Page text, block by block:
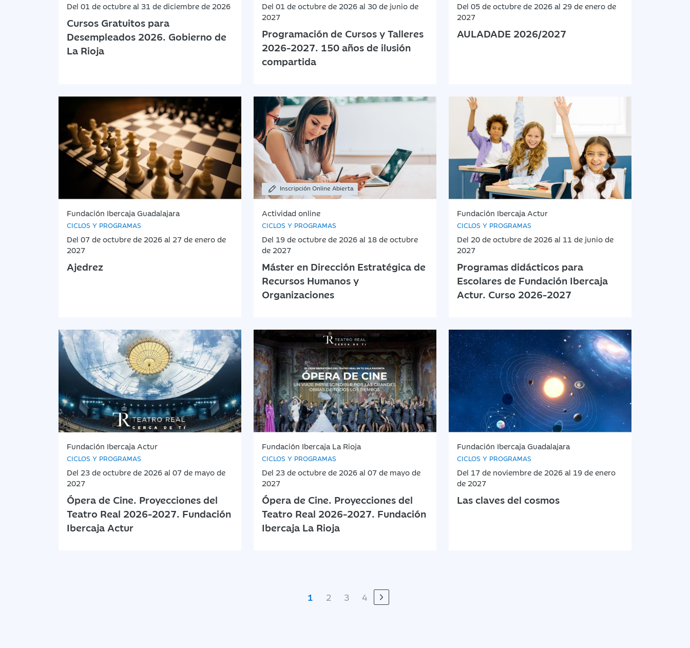
Del 01 de octubre al 31 de diciembre de 2026
Cursos Gratuitos para
Desempleados 2026. Gobierno de
La Rioja
Del 01 de octubre de 2026 al 30 de junio de
2027
Programación de Cursos y Talleres
2026-2027. 150 años de ilusión
compartida
Del 05 de octubre de 2026 al 29 de enero de
2027
AULADADE 2026/2027
Fundación Ibercaja Guadalajara
CICLOS Y PROGRAMAS
Del 07 de octubre de 2026 al 27 de enero de
2027
Ajedrez
Inscripción Online Abierta
Actividad online
CICLOS Y PROGRAMAS
Del 19 de octubre de 2026 al 18 de octubre
de 2027
Máster en Dirección Estratégica de
Recursos Humanos y
Organizaciones
Fundación Ibercaja Actur
CICLOS Y PROGRAMAS
Del 20 de octubre de 2026 al 11 de junio de
2027
Programas didácticos para
Escolares de Fundación Ibercaja
Actur. Curso 2026-2027
Fundación Ibercaja Actur
CICLOS Y PROGRAMAS
Del 23 de octubre de 2026 al 07 de mayo de
2027
Ópera de Cine. Proyecciones del
Teatro Real 2026-2027. Fundación
Ibercaja Actur
Fundación Ibercaja La Rioja
CICLOS Y PROGRAMAS
Del 23 de octubre de 2026 al 07 de mayo de
2027
Ópera de Cine. Proyecciones del
Teatro Real 2026-2027. Fundación
Ibercaja La Rioja
Fundación Ibercaja Guadalajara
CICLOS Y PROGRAMAS
Del 17 de noviembre de 2026 al 19 de enero
de 2027
Las claves del cosmos
1 2 3 4